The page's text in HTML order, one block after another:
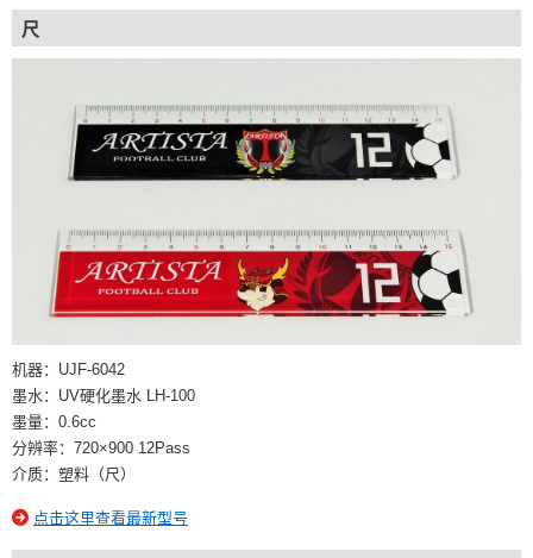
尺
机器：UJF-6042
墨水：UV硬化墨水 LH-100
墨量：0.6cc
分辨率：720×900 12Pass
介质：塑料（尺）
点击这里查看最新型号